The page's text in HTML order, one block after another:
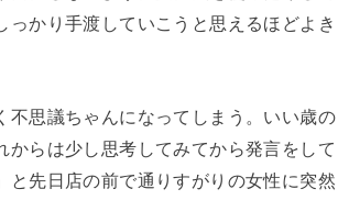
かり手渡していこうと思えるほどよき
不思議ちゃんになってしまう。いい歳の
らは少し思考してみてから発言をして
先日店の前で通りすがりの女性に突然